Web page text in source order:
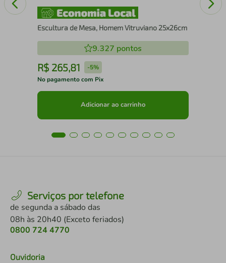
Escultura de Mesa, Homem Vitruviano 25x26cm
9.327 pontos
R$ 265,81 -5%
No pagamento com Pix
Adicionar ao carrinho
Serviços por telefone
de segunda a sábado das
08h às 20h40 (Exceto feriados)
0800 724 4770
Ouvidoria